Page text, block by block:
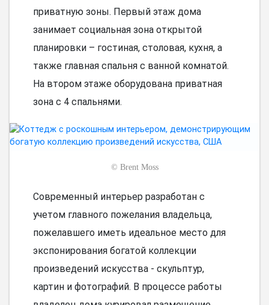
приватную зоны. Первый этаж дома
занимает социальная зона открытой
планировки – гостиная, столовая, кухня, а
также главная спальня с ванной комнатой.
На втором этаже оборудована приватная
зона с 4 спальнями.
© Brent Moss
Современный интерьер разработан с
учетом главного пожелания владельца,
пожелавшего иметь идеальное место для
экспонирования богатой коллекции
произведений искусства - скульптур,
картин и фотографий. В процессе работы